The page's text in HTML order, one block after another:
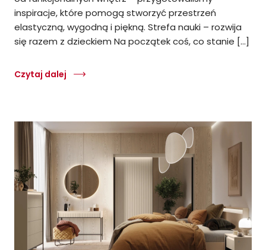
inspiracje, które pomogą stworzyć przestrzeń
elastyczną, wygodną i piękną. Strefa nauki – rozwija
się razem z dzieckiem Na początek coś, co stanie […]
Czytaj dalej